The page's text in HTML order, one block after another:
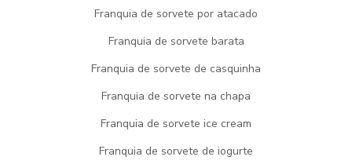
Franquia de sorvete por atacado
Franquia de sorvete barata
Franquia de sorvete de casquinha
Franquia de sorvete na chapa
Franquia de sorvete ice cream
Franquia de sorvete de iogurte
Quem precisa defabrica de gelato, consegue encontrar o site
da Picogel Sorvetes. Atuando com excelência em picolé e gelato,
garantindo o que há de melhor na atualidade para seus clientes.
Sem perder o foco em
, sempre deve-se buscar
uma empresa que disponha de ótima qualidade e alta
empresas que não focam na fidelização do cliente.
Não perca mais tempo, solicite seu orçamento agora mesmo com